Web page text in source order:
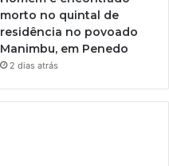
morto no quintal de
residência no povoado
Manimbu, em Penedo
2 dias atrás